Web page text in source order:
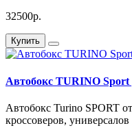
32500р.
Купить
Автобокс TURINO Sport
Автобокс Turino SPORT
кроссоверов,